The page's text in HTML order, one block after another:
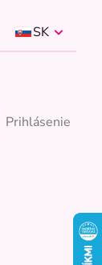
SK
Prihlásenie